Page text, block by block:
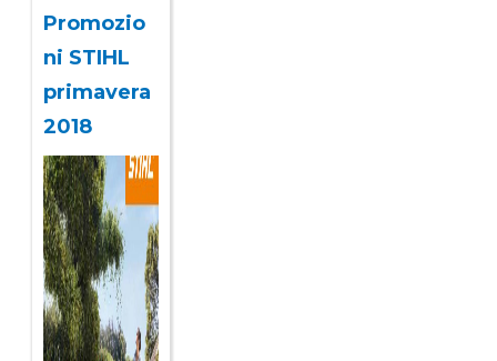
Promozio
ni STIHL
primavera
2018